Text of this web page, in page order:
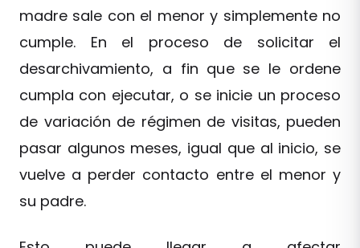
madre sale con el menor y simplemente no
cumple. En el proceso de solicitar el
desarchivamiento, a fin que se le ordene
cumpla con ejecutar, o se inicie un proceso
de variación de régimen de visitas, pueden
pasar algunos meses, igual que al inicio, se
vuelve a perder contacto entre el menor y
su padre.